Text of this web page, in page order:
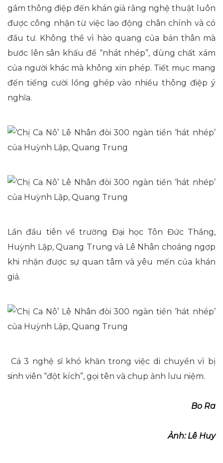
gắm thông điệp đến khán giả rằng nghệ thuật luôn
được công nhận từ việc lao động chân chính và có
đầu tư. Không thể vì hào quang của bản thân mà
bước lên sân khấu để “nhát nhép”, dùng chất xám
của người khác mà không xin phép. Tiết mục mang
đến tiếng cười lồng ghép vào nhiều thông điệp ý
nghĩa.
Lần đầu tiên về trường Đại học Tôn Đức Thắng,
Huỳnh Lập, Quang Trung và Lê Nhân choáng ngợp
khi nhận được sự quan tâm và yêu mến của khán
giả.
Cả 3 nghệ sĩ khó khăn trong việc di chuyển vì bị
sinh viên “đột kích”, gọi tên và chụp ảnh lưu niệm.
Bo Ra
Ảnh: Lê Huy